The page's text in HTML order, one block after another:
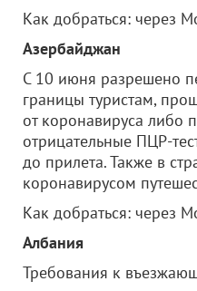
Как добраться: через
Азербайджан
С 10 июня разрешено
границы туристам,
от коронавируса либо
отрицательные ПЦР-
до прилета. Также в
коронавирусом
Как добраться: через
Албания
Требования к